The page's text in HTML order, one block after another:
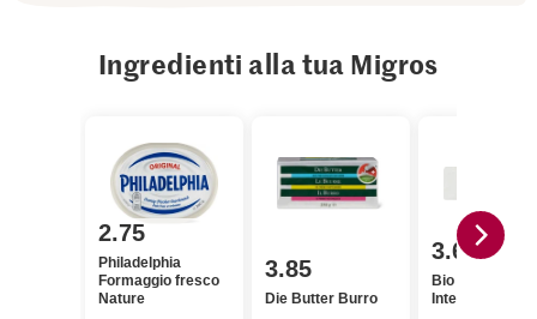
Ingredienti alla tua Migros
2.75
Philadelphia
Formaggio fresco
Nature
3.85
Die Butter Burro
3.60
Bio Petit
Integrali